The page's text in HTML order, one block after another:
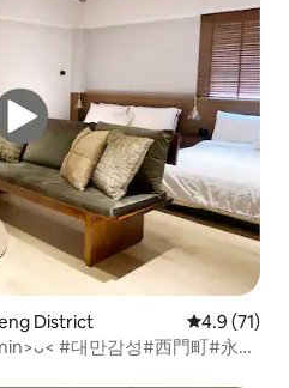
District Calificación
4.9 (71)
#대만감성#西門町#永康